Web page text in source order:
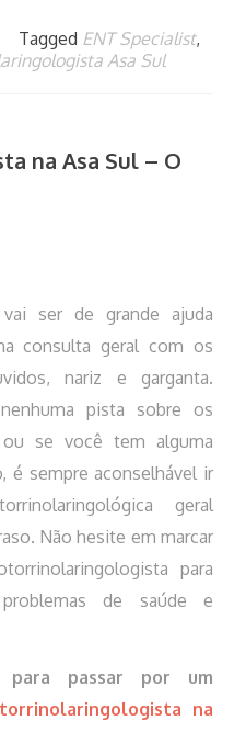
Tagged ENT Specialist,
Asa Sul
na Asa Sul – O
ser de grande ajuda
consulta geral com os
nariz e garganta.
pista sobre os
se você tem alguma
é sempre aconselhável ir
geral
Não hesite em marcar
para
de saúde e
para passar por um
na